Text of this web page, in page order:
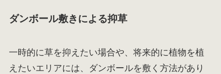
ダンボール敷きによる抑草
一時的に草を抑えたい場合や、将来的に植物を植
えたいエリアには、ダンボールを敷く方法があり